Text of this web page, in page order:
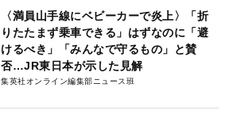
〈満員山手線にベビーカーで炎上〉「折
りたたまず乗車できる」はずなのに「避
けるべき」「みんなで守るもの」と賛
否…JR東日本が示した見解
集英社オンライン編集部ニュース班